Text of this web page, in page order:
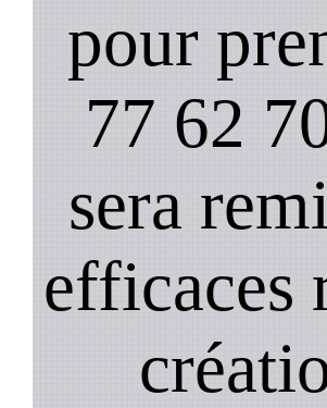
pour
77 62
sera
efficaces